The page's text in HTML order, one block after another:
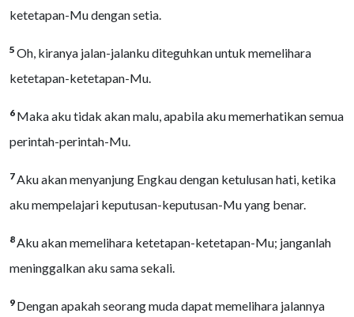
ketetapan-Mu dengan setia.
5 Oh, kiranya jalan-jalanku diteguhkan untuk memelihara
ketetapan-ketetapan-Mu.
6 Maka aku tidak akan malu, apabila aku memerhatikan semua
perintah-perintah-Mu.
7Aku akan menyanjung Engkau dengan ketulusan hati, ketika
aku mempelajari keputusan-keputusan-Mu yang benar.
8Aku akan memelihara ketetapan-ketetapan-Mu; janganlah
meninggalkan aku sama sekali.
9 Dengan apakah seorang muda dapat memelihara jalannya